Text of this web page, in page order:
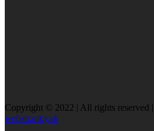
Copyright © 2022 | All rights reserved |
webstranky.sk